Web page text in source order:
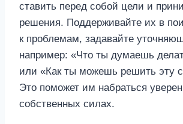
ставить перед собой цели и
решения. Поддерживайте их в
к проблемам, задавайте
например: «Что ты думаешь
или «Как ты можешь решить эту
Это поможет им набраться
собственных силах.